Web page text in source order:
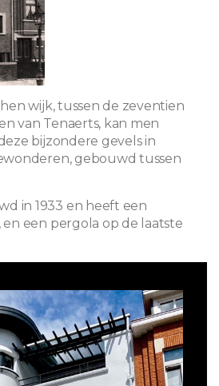
wijk, tussen de zeventien
van Tenaerts, kan men
bijzondere gevels in
gebouwd tussen
in 1933 en heeft een
een pergola op de laatste